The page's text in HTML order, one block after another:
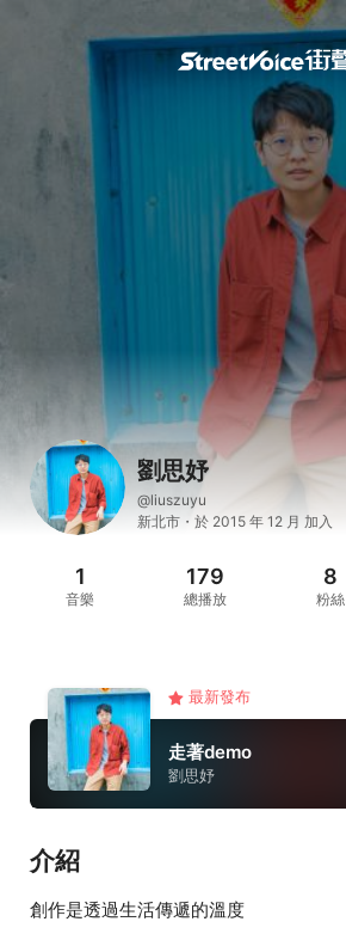
劉思妤
@liuszuyu
新北市・於 2015 年 12 月 加入
1
音樂
179
總播放
8
粉絲
最新發布
走著demo
劉思妤
介紹
創作是透過生活傳遞的溫度